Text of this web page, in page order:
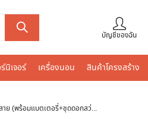
บัญชีของฉัน
นิเจอร์ เครื่องนอน สินค้าโครงสร้าง
สว่านไร้สาย (พร้อมแบตเตอรี่+ชุดดอกสว่าน/ดอกไขควง) BOSCH GSB185-LI SET+ACE23 13 มม. 18 โวลต์